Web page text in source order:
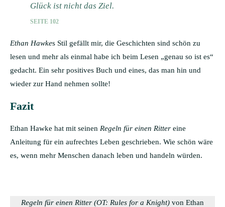
Glück ist nicht das Ziel.
SEITE 102
Ethan Hawkes Stil gefällt mir, die Geschichten sind schön zu
lesen und mehr als einmal habe ich beim Lesen „genau so ist es“
gedacht. Ein sehr positives Buch und eines, das man hin und
wieder zur Hand nehmen sollte!
Fazit
Ethan Hawke hat mit seinen Regeln für einen Ritter eine
Anleitung für ein aufrechtes Leben geschrieben. Wie schön wäre
es, wenn mehr Menschen danach leben und handeln würden.
Regeln für einen Ritter (OT: Rules for a Knight) von Ethan